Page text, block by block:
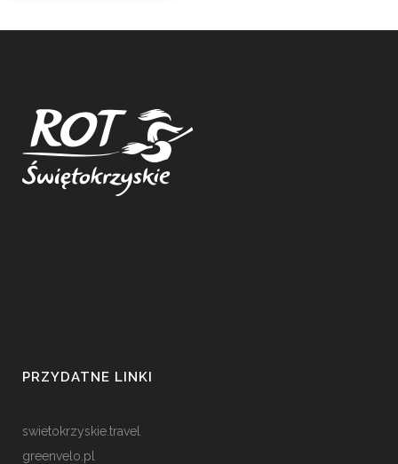
PRZYDATNE LINKI
swietokrzyskie.travel
greenvelo.pl